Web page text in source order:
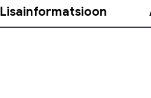
Lisainformatsioon